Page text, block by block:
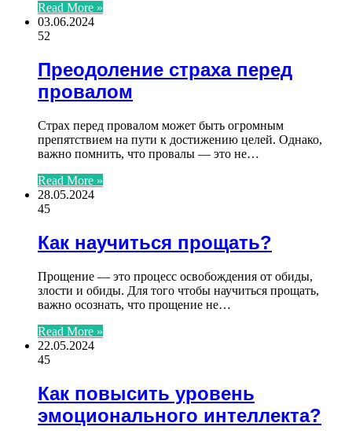
Read More »
03.06.2024
52
Преодоление страха перед
провалом
Страх перед провалом может быть огромным
препятствием на пути к достижению целей. Однако,
важно помнить, что провалы — это не…
Read More »
28.05.2024
45
Как научиться прощать?
Прощение — это процесс освобождения от обиды,
злости и обиды. Для того чтобы научиться прощать,
важно осознать, что прощение не…
Read More »
22.05.2024
45
Как повысить уровень
эмоционального интеллекта?